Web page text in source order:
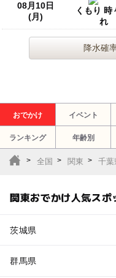
08月10日
(月)
くもり 時
れ
降水確
おでかけ イベント
ランキング 年齢別
全国 関東 千葉
関東おでかけ人気スポ
茨城県
群馬県